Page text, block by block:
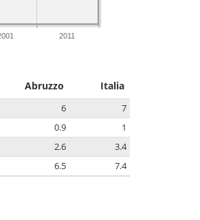
2011
Abruzzo Italia
6
7
0.9
1
2.6
3.4
6.5 7.4